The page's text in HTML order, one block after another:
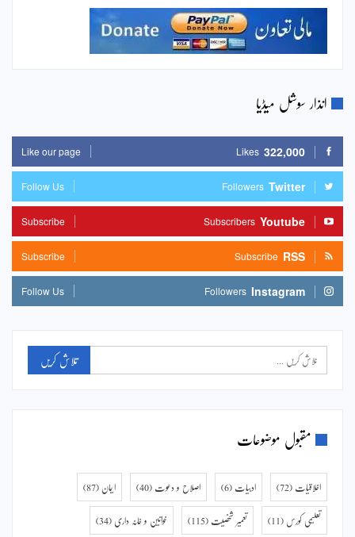
انذار سوشل میڈیا
322,000
Likes
Like our page
Twitter
Followers
Follow Us
Youtube
Subscribers
Subscribe
RSS
Subscribe
Subscribe
Instagram
Followers
Follow Us
مقبول موضوعات
اخلاقیات (72) ادبیات (6) اصلاح و دعوت (40) ایمان (87)
تعلیمی کورس (11) تعمیر شخصیت (115) خواتین و خانہ داری (34)